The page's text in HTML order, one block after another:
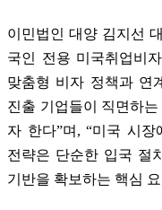
이민법인 대양 김지선
국인 전용 미국취업비
맞춤형 비자 정책과 연
진출 기업들이 직면하
자 한다”며 , “미국 시장
전략은 단순한 입국 절
기반을 확보하는 핵심